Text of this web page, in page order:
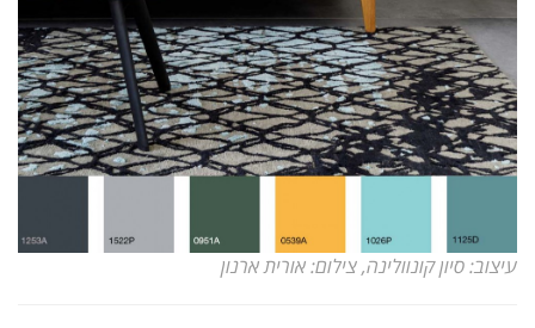
עיצוב: סיון קונוולינה, צילום: אורית ארנון